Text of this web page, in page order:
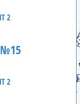
2
№15
2